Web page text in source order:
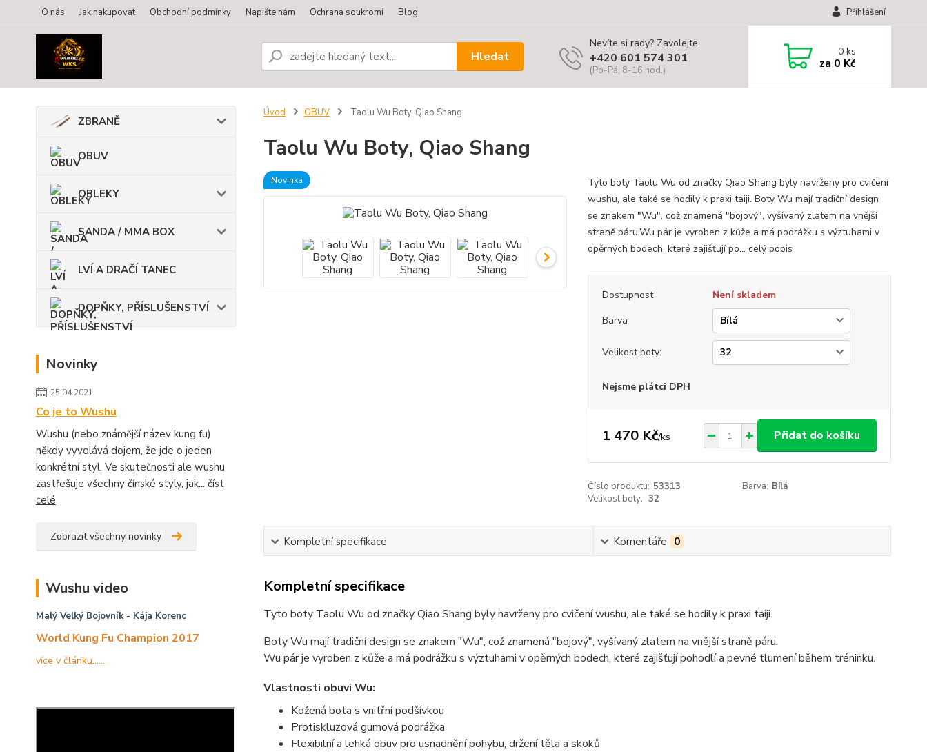
O nás Jak nakupovat Obchodní podmínky Napište nám Ochrana soukromí Blog Přihlášení
Hledat
Nevíte si rady? Zavolejte.
+420 601 574 301
(Po-Pá, 8-16 hod.)
0ks
za 0 Kč
ZBRANĚ
OBUV
OBLEKY
SANDA / MMA BOX
LVÍ A DRAČÍ TANEC
DOPŇKY, PŘÍSLUŠENSTVÍ
Novinky
25.04.2021
Co je to Wushu
Wushu (nebo známější název kung fu)
někdy vyvolává dojem, že jde o jeden
konkrétní styl. Ve skutečnosti ale wushu
zastřešuje všechny čínské styly, jak... číst
celé
Zobrazit všechny novinky
Wushu video
Malý Velký Bojovník- Kája Korenc
World Kung Fu Champion 2017
více v článku......
Úvod OBUV Taolu Wu Boty, Qiao Shang
Taolu Wu Boty, Qiao Shang
Novinka
Tyto boty Taolu Wu od značky Qiao Shang byly navrženy pro cvičení
wushu, ale také se hodily k praxi taiji. Boty Wu mají tradiční design
se znakem "Wu", což znamená "bojový", vyšívaný zlatem na vnější
straně páru.Wu pár je vyroben z kůže a má podrážku s výztuhami v
opěrných bodech, které zajišťují po... celý popis
Dostupnost
Není skladem
Barva
Velikost boty:
Nejsme plátci DPH
1 470 Kč/ks Přidat do košíku
Číslo produktu: 53313 Barva: Bílá
Velikost boty:: 32
Kompletní specifikace Komentáře 0
Kompletní specifikace
Tyto boty Taolu Wu od značky Qiao Shang byly navrženy pro cvičení wushu, ale také se hodily k praxi taiji.
Boty Wu mají tradiční design se znakem "Wu", což znamená "bojový", vyšívaný zlatem na vnější straně páru.
Wu pár je vyroben z kůže a má podrážku s výztuhami v opěrných bodech, které zajišťují pohodlí a pevné tlumení během tréninku.
Vlastnosti obuvi Wu:
Kožená bota s vnitřní podšívkou
Protiskluzová gumová podrážka
Flexibilní a lehká obuv pro usnadnění pohybu, držení těla a skoků